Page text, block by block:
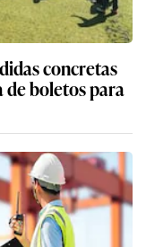
concretas
de boletos para